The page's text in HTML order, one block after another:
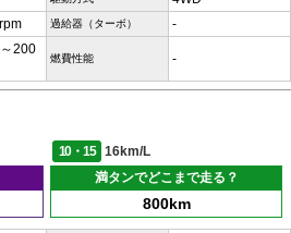
過給器（ターボ） -
200
燃費性能 -
10・15
16km/L
満タンでどこまで走る？
800km